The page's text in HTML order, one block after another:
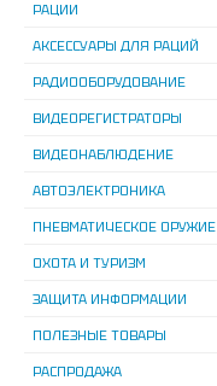
РАЦИИ
АКСЕССУАРЫ ДЛЯ РАЦИЙ
РАДИООБОРУДОВАНИЕ
ВИДЕОРЕГИСТРАТОРЫ
ВИДЕОНАБЛЮДЕНИЕ
АВТОЭЛЕКТРОНИКА
ПНЕВМАТИЧЕСКОЕ ОРУЖИЕ
ОХОТА И ТУРИЗМ
ЗАЩИТА ИНФОРМАЦИИ
ПОЛЕЗНЫЕ ТОВАРЫ
РАСПРОДАЖА